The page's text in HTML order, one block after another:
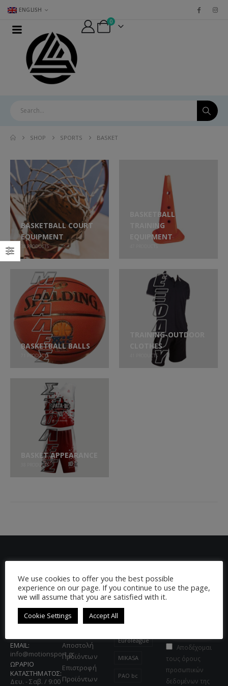
ENGLISH
0
SHOP SPORTS BASKET
BASKETBALL COURT
EQUIPMENT
38PRODUCTS
BASKETBALL
TRAINING
EQUIPMENT
BASKETBALL BALLS
PRODUCTS
TRAINING-OUTDOOR
CLOTHES
PRODUCTS
BASKET APPEARANCE
PRODUCTS
ΔΙΕΥΘΥΝΣΗ:
Τζων Κέννεντυ
τκ. 12131
ΤΗΛΕΦΩΝΟ:
EMAIL:
info@motionsport.gr
ΩΡΑΡΙΟ
ΚΑΤΑΣΤΗΜΑΤΟΣ:
Δευ. - Σαβ. / 9:00
ΣΥΝΔΕΣΜΟΙ
Όροι Χρήσης
Πολιτική
Απορρήτου
Τρόποι
Αποστολή
Προϊόντων
Επιστροφή
Προϊόντων
TAGS
ATHLOPAIDIA
BAZOOKA
Euroleague
MIKASA
PAO bc
Ενημερώσου
για όλα τα νέα
Αποδέχομαι
τους όρους
προσωπικών
δεδομένων της
We use cookies to offer you the best possible
experience on our page. If you continue to use the page,
we will assume that you are satisfied with it.
Cookie Settings Accept All